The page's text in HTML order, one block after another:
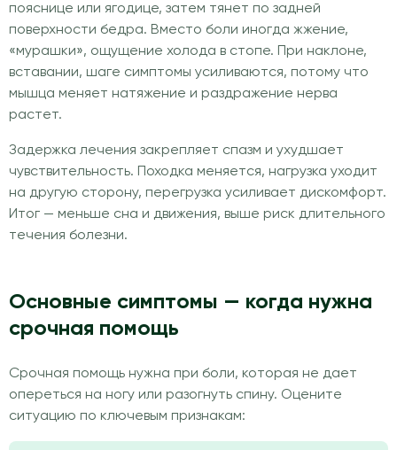
пояснице или ягодице, затем тянет по задней
поверхности бедра. Вместо боли иногда жжение,
«мурашки», ощущение холода в стопе. При наклоне,
вставании, шаге симптомы усиливаются, потому что
мышца меняет натяжение и раздражение нерва
растет.
Задержка лечения закрепляет спазм и ухудшает
чувствительность. Походка меняется, нагрузка уходит
на другую сторону, перегрузка усиливает дискомфорт.
Итог — меньше сна и движения, выше риск длительного
течения болезни.
Основные симптомы — когда нужна
срочная помощь
Срочная помощь нужна при боли, которая не дает
опереться на ногу или разогнуть спину. Оцените
ситуацию по ключевым признакам: